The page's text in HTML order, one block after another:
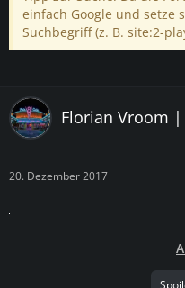
einfach Google und setze
Suchbegriff (z. B. site:2-
Florian Vroom
20. Dezember 2017